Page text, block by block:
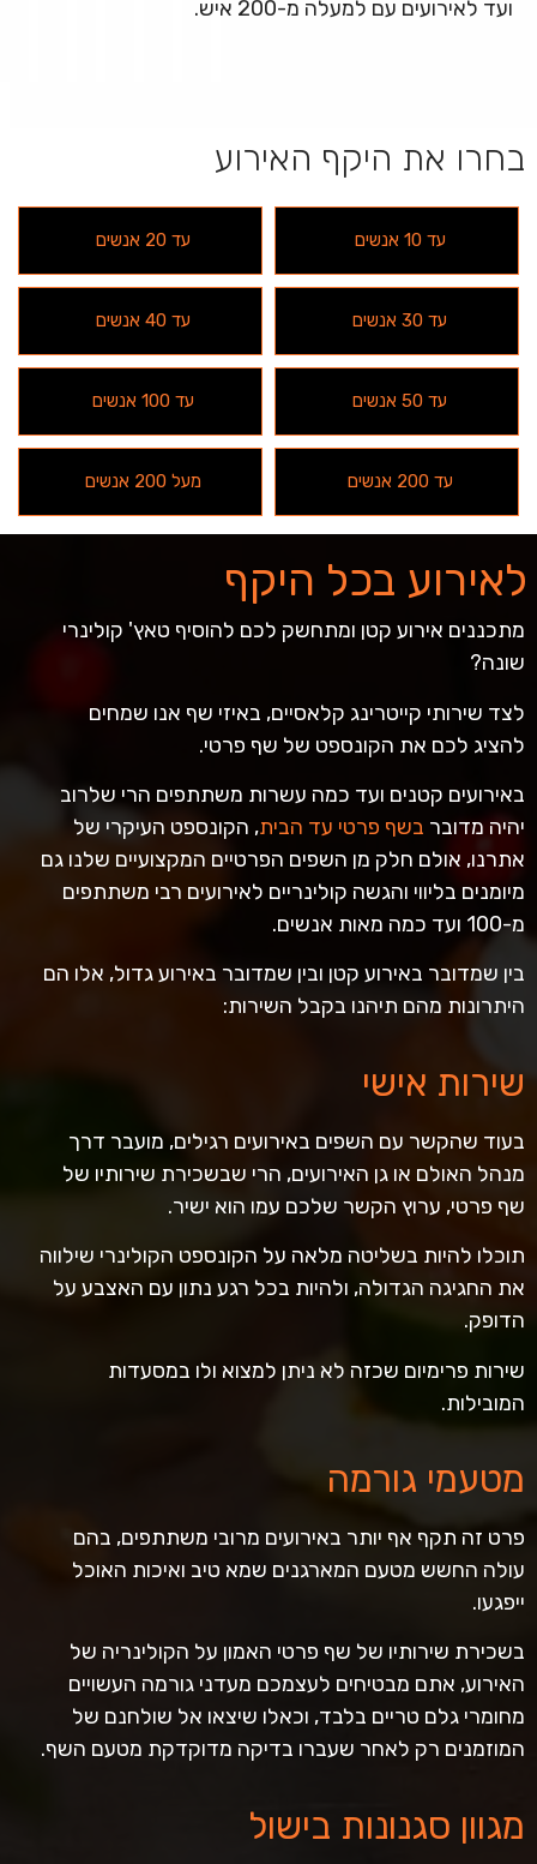
ועד לאירועים עם למעלה מ-200 איש.
בחרו את היקף האירוע
עד 10 אנשים עד 20 אנשים
עד 30 אנשים עד 40 אנשים
עד 50 אנשים עד 100 אנשים
עד 200 אנשים מעל 200 אנשים
לאירוע בכל היקף
מתכננים אירוע קטן ומתחשק לכם להוסיף טאץ' קולינרי
שונה?
לצד שירותי קייטרינג קלאסיים, באיזי שף אנו שמחים
להציג לכם את הקונספט של שף פרטי.
באירועים קטנים ועד כמה עשרות משתתפים הרי שלרוב
יהיה מדובר בשף פרטי עד הבית, הקונספט העיקרי של
אתרנו, אולם חלק מן השפים הפרטיים המקצועיים שלנו גם
מיומנים בליווי והגשה קולינריים לאירועים רבי משתתפים
מ-100 ועד כמה מאות אנשים.
בין שמדובר באירוע קטן ובין שמדובר באירוע גדול, אלו הם
היתרונות מהם תיהנו בקבל השירות:
שירות אישי
בעוד שהקשר עם השפים באירועים רגילים, מועבר דרך
מנהל האולם או גן האירועים, הרי שבשכירת שירותיו של
שף פרטי, ערוץ הקשר שלכם עמו הוא ישיר.
תוכלו להיות בשליטה מלאה על הקונספט הקולינרי שילווה
את החגיגה הגדולה, ולהיות בכל רגע נתון עם האצבע על
הדופק.
שירות פרימיום שכזה לא ניתן למצוא ולו במסעדות
המובילות.
מטעמי גורמה
פרט זה תקף אף יותר באירועים מרובי משתתפים, בהם
עולה החשש מטעם המארגנים שמא טיב ואיכות האוכל
ייפגעו.
בשכירת שירותיו של שף פרטי האמון על הקולינריה של
האירוע, אתם מבטיחים לעצמכם מעדני גורמה העשויים
מחומרי גלם טריים בלבד, וכאלו שיצאו אל שולחנם של
המוזמנים רק לאחר שעברו בדיקה מדוקדקת מטעם השף.
מגוון סגנונות בישול